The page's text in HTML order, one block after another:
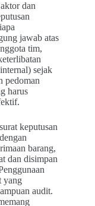
dan
jawab atas
tim,
sejak
pedoman
harus
keputusan
barang,
dan disimpan
yang
audit.